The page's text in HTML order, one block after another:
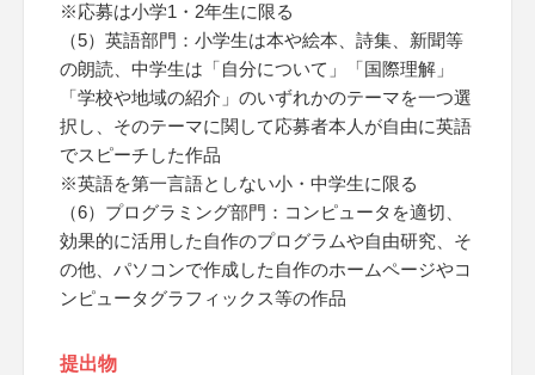
※応募は小学1・2年生に限る
（5）英語部門：小学生は本や絵本、詩集、新聞等
の朗読、中学生は「自分について」「国際理解」
「学校や地域の紹介」のいずれかのテーマを一つ選
択し、そのテーマに関して応募者本人が自由に英語
でスピーチした作品
※英語を第一言語としない小・中学生に限る
（6）プログラミング部門：コンピュータを適切、
効果的に活用した自作のプログラムや自由研究、そ
の他、パソコンで作成した自作のホームページやコ
ンピュータグラフィックス等の作品
提出物